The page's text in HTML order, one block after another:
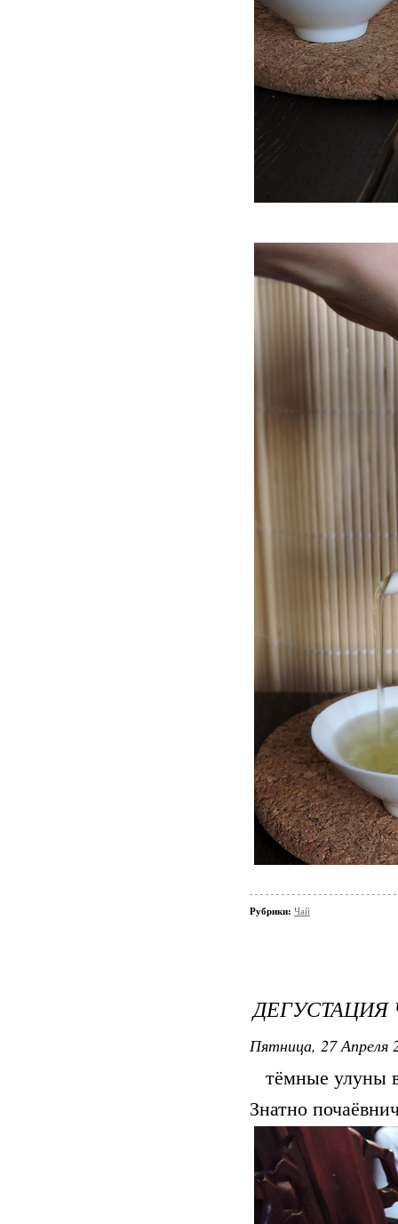
Рубрики: Чай
ДЕГУСТАЦИЯ
Пятница, 27 Апреля
тёмные улуны
Знатно